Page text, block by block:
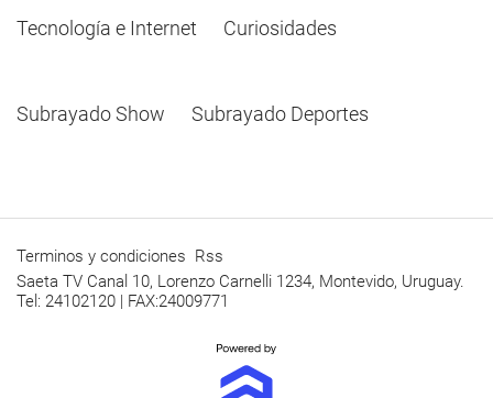
Tecnología e Internet
Curiosidades
Subrayado Show Subrayado Deportes
Terminos y condiciones Rss
Saeta TV Canal 10, Lorenzo Carnelli 1234, Montevido, Uruguay.
Tel: 24102120 | FAX:24009771